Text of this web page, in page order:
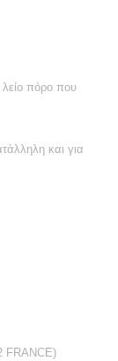
λείο πόρο που
και για
FRANCE)